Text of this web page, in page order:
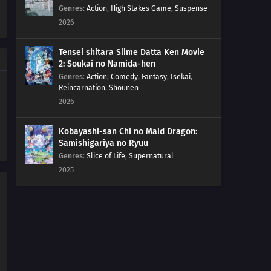
Genres: Action, High Stakes Game, Suspense
2026
Tensei shitara Slime Datta Ken Movie
2: Soukai no Namida-hen
Genres: Action, Comedy, Fantasy, Isekai,
Reincarnation, Shounen
2026
Kobayashi-san Chi no Maid Dragon:
Samishigariya no Ryuu
Genres: Slice of Life, Supernatural
2025